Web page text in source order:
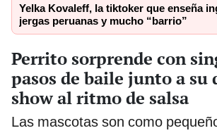
Yelka Kovaleff, la tiktoker que enseña
jergas peruanas y mucho “barrio”
Perrito sorprende con
pasos de baile junto a su
show al ritmo de salsa
Las mascotas son como